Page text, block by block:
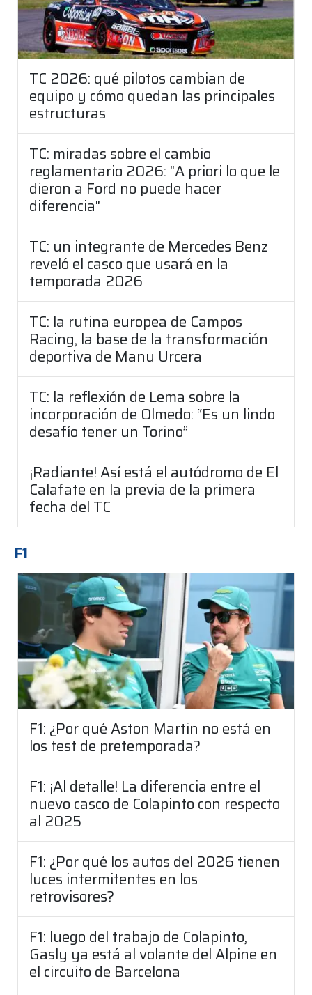
TC 2026: qué pilotos cambian de
equipo y cómo quedan las principales
estructuras
TC: miradas sobre el cambio
reglamentario 2026: "A priori lo que le
dieron a Ford no puede hacer
diferencia"
TC: un integrante de Mercedes Benz
reveló el casco que usará en la
temporada 2026
TC: la rutina europea de Campos
Racing, la base de la transformación
deportiva de Manu Urcera
TC: la reflexión de Lema sobre la
incorporación de Olmedo: “Es un lindo
desafío tener un Torino”
¡Radiante! Así está el autódromo de El
Calafate en la previa de la primera
fecha del TC
F1
F1: ¿Por qué Aston Martin no está en
los test de pretemporada?
F1: ¡Al detalle! La diferencia entre el
nuevo casco de Colapinto con respecto
al 2025
F1: ¿Por qué los autos del 2026 tienen
luces intermitentes en los
retrovisores?
F1: luego del trabajo de Colapinto,
Gasly ya está al volante del Alpine en
el circuito de Barcelona